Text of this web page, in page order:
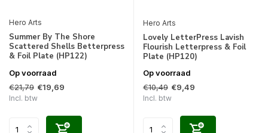
Hero Arts
Summer By The Shore
Scattered Shells Betterpress
& Foil Plate (HP122)
Op voorraad
€21,79 €19,69
Incl. btw
Hero Arts
Lovely LetterPress Lavish
Flourish Letterpress & Foil
Plate (HP120)
Op voorraad
€10,49 €9,49
Incl. btw